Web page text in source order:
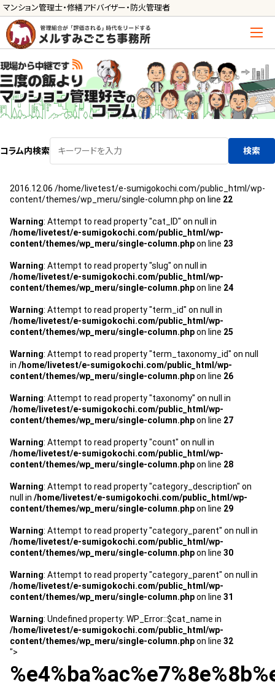
マンション管理士・修繕アドバイザー・防火管理者
コラム内検索 検索
2016.12.06 /home/livetest/e-sumigokochi.com/public_html/wp-
content/themes/wp_meru/single-column.php on line 22
Warning: Attempt to read property "cat_ID" on null in
/home/livetest/e-sumigokochi.com/public_html/wp-
content/themes/wp_meru/single-column.phpon line 23
Warning: Attempt to read property "slug" on null in
/home/livetest/e-sumigokochi.com/public_html/wp-
content/themes/wp_meru/single-column.phpon line 24
Warning: Attempt to read property "term_id" on null in
/home/livetest/e-sumigokochi.com/public_html/wp-
content/themes/wp_meru/single-column.phpon line 25
Warning: Attempt to read property "term_taxonomy_id" on null
in /home/livetest/e-sumigokochi.com/public_html/wp-
content/themes/wp_meru/single-column.phpon line 26
Warning: Attempt to read property "taxonomy" on null in
/home/livetest/e-sumigokochi.com/public_html/wp-
content/themes/wp_meru/single-column.phpon line 27
Warning: Attempt to read property "count" on null in
/home/livetest/e-sumigokochi.com/public_html/wp-
content/themes/wp_meru/single-column.phpon line 28
Warning: Attempt to read property "category_description" on
null in /home/livetest/e-sumigokochi.com/public_html/wp-
content/themes/wp_meru/single-column.phpon line 29
Warning: Attempt to read property "category_parent" on null in
/home/livetest/e-sumigokochi.com/public_html/wp-
content/themes/wp_meru/single-column.phpon line 30
Warning: Attempt to read property "category_parent" on null in
/home/livetest/e-sumigokochi.com/public_html/wp-
content/themes/wp_meru/single-column.phpon line 31
Warning: Undefined property: WP_Error::$cat_name in
/home/livetest/e-sumigokochi.com/public_html/wp-
content/themes/wp_meru/single-column.phpon line 32
">
管理士の活用方法
ご利用の流れ »
サービス一覧
管理組合運営
メルのプロ理事長 »
管理契約見直しドクター »
管理費カイゼン隊 »
長期修繕カウンセリングサービス »
メルの防火管理者
無料よろづ相談
会社案内
会社概要
代表挨拶 »
経営理念 »
実績・お客様の声
よくあるご質問
コラム